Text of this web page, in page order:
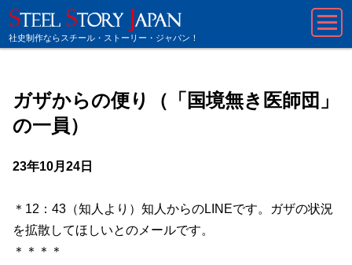
社史制作ならスチール・ストーリー・ジャパン！
ガザからの便り（「国境無き医師団」
の一員）
23年10月24日
＊ 12 ： 43 （知人より）知人からのLINEです。ガザの状況
を拡散してほしいとのメールです。
＊＊＊＊